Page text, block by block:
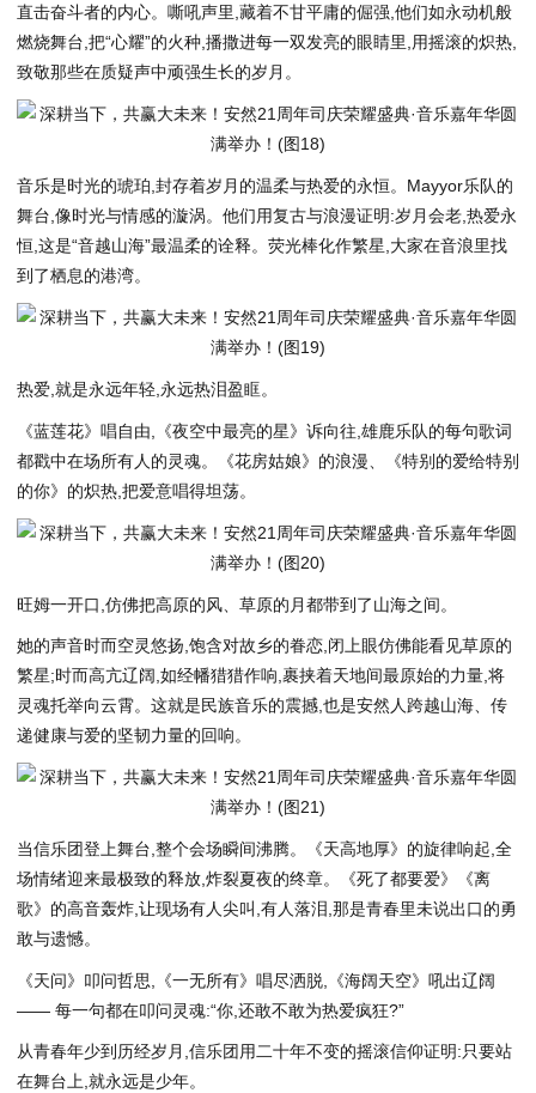
直击奋斗者的内心。嘶吼声里,藏着不甘平庸的倔强,他们如永动机般
燃烧舞台,把“心耀”的火种,播撒进每一双发亮的眼睛里,用摇滚的炽热,
致敬那些在质疑声中顽强生长的岁月。
音乐是时光的琥珀,封存着岁月的温柔与热爱的永恒。Mayyor乐队的
舞台,像时光与情感的漩涡。他们用复古与浪漫证明:岁月会老,热爱永
恒,这是“音越山海”最温柔的诠释。荧光棒化作繁星,大家在音浪里找
到了栖息的港湾。
热爱,就是永远年轻,永远热泪盈眶。
《蓝莲花》唱自由,《夜空中最亮的星》诉向往,雄鹿乐队的每句歌词
都戳中在场所有人的灵魂。《花房姑娘》的浪漫、《特别的爱给特别
的你》的炽热,把爱意唱得坦荡。
旺姆一开口,仿佛把高原的风、草原的月都带到了山海之间。
她的声音时而空灵悠扬,饱含对故乡的眷恋,闭上眼仿佛能看见草原的
繁星;时而高亢辽阔,如经幡猎猎作响,裹挟着天地间最原始的力量,将
灵魂托举向云霄。这就是民族音乐的震撼,也是安然人跨越山海、传
递健康与爱的坚韧力量的回响。
当信乐团登上舞台,整个会场瞬间沸腾。《天高地厚》的旋律响起,全
场情绪迎来最极致的释放,炸裂夏夜的终章。《死了都要爱》《离
歌》的高音轰炸,让现场有人尖叫,有人落泪,那是青春里未说出口的勇
敢与遗憾。
《天问》叩问哲思,《一无所有》唱尽洒脱,《海阔天空》吼出辽阔
—— 每一句都在叩问灵魂:“你,还敢不敢为热爱疯狂?”
从青春年少到历经岁月,信乐团用二十年不变的摇滚信仰证明:只要站
在舞台上,就永远是少年。